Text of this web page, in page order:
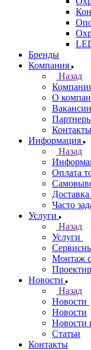
Бренды
Компания
Назад
О
Вакансии
Контакты
Информация
Назад
Оплата
Доставка
Часто
Услуги
Назад
Услуги
Монтаж
Новости
Назад
Новости
Новости
Новости
Статьи
Контакты